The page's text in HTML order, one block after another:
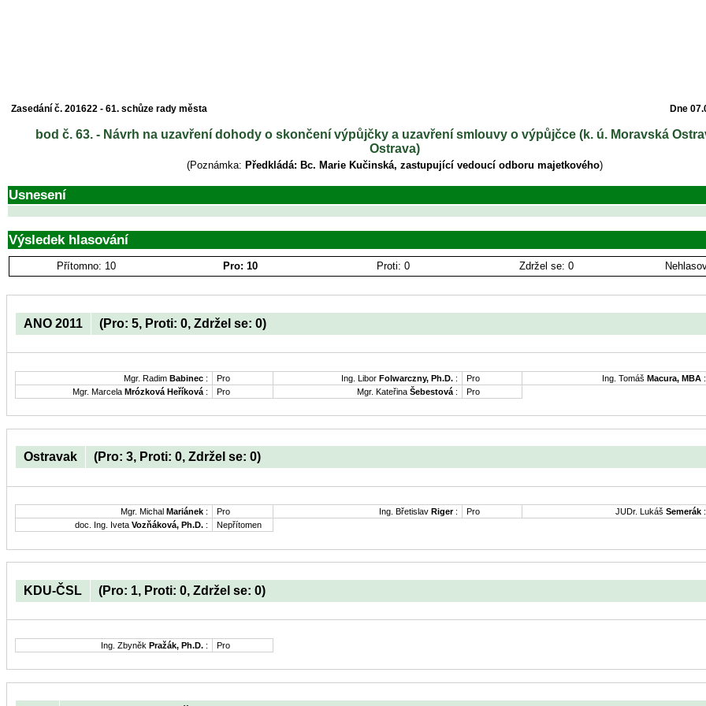
Zasedání č. 201622 - 61. schůze rady města Dne
bod č. 63. - Návrh na uzavření dohody o skončení výpůjčky a uzavření smlouvy o výpůjčce (k. ú. Moravská
Ostrava)
(Poznámka: Předkládá: Bc. Marie Kučinská, zastupující vedoucí odboru majetkového)
Usnesení
Výsledek hlasování
Přítomno: 10 Pro: 10 Proti: 0 Zdržel se: 0
ANO 2011 (Pro: 5, Proti: 0, Zdržel se: 0)
Mgr. Radim Babinec : Pro Ing. Libor Folwarczny, Ph.D. : Pro Ing. Tomáš Macura, MBA :
Mgr. Marcela Mrózková Heříková : Pro Mgr. Kateřina Šebestová : Pro
Ostravak (Pro: 3, Proti: 0, Zdržel se: 0)
Mgr. Michal Mariánek : Pro Ing. Břetislav Riger: Pro JUDr. Lukáš Semerák :
doc. Ing. Iveta Vozňáková, Ph.D. : Nepřítomen
KDU-ČSL (Pro: 1, Proti: 0, Zdržel se: 0)
Ing. Zbyněk Pražák, Ph.D. : Pro